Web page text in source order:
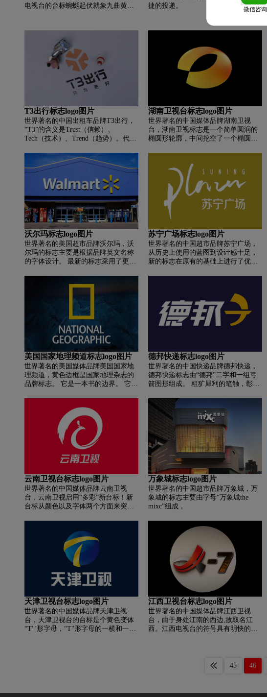
电视台的台标蜿蜒起伏就象九曲黄河
书中人们也习惯将“山”字写成“S”形。
该标志如同彩带-样传递着山东人民热
情好客的精神。
捷的投递。
T3出行标志logo图片
世界著名的中国出租车品牌T3出行，
“T3”的含义是Trust（信赖）、
Tech（技术）、Trend（趋势）。代表
务企业”的愿景，“科技引领愉悦旅行”
的使命，引领共享经济和旅行服务发
展趋势的战略目标。
湖南卫视台标志logo图片
世界著名的中国媒体品牌湖南卫视
台，湖南卫视标志是一个简单圆润的
椭圆形轮廓，中间挖空了一个椭圆形
黄色和金色的暖色调过渡似初升的太
阳，象征着湖南卫视人求实、开拓、
创新、向上的精神。 湖南卫视的整体
logo看起来像一个橘子芒果，被很多
喜欢湖南卫视的观众戏称为“芒果
沃尔玛标志logo图片
世界著名的美国超市品牌沃尔玛，沃
尔玛的标志主要是根据品牌英文名称
的字体设计。 最新的标志采用了更柔
字母后加入了简单的橙色抽象元素。
丰富的内涵。 我们可以把它想象成原
来标志中五角星的“星光”； 又如阳
光，代表自然，与沃尔玛转型为环保
企业的理念相吻合； 同时，它看起来
像一个火花，代表着灵感和智慧，也
代表着沃尔玛是顾客省钱的明智选
择。 标志设计中的颜色选择活泼的蓝
色和橙色，给人一种舒适的生活气息
和亲近感。
苏宁广场标志logo图片
世界著名的中国超市品牌苏宁广场，
从历史上使用的蓝图到设计感十足，
新的标志在原有的基础上进行了优
美国国家地理频道标志logo图片
世界著名的美国媒体品牌美国国家地
理频道，黄色边框是国家地理杂志的
品牌标志。 它是一本书的边界。 它更
界敞开心扉的渠道。 这个标志准确地
传达了杂志的宗旨，其封面风格与照
片相结合成为了《国家地理》杂志的
另一个显着特点。
德邦快递标志logo图片
世界著名的中国快递品牌德邦快递，
德邦快递标志由“德邦”二字和一组弓
箭图形组成。 粗犷犀利的笔触，彰显
命的弓箭图形，展现德邦随时待单、
快捷高效的服务理念； 灰蓝色和亮黄
色代表德邦沉稳的企业性格和充满活
力的员工精神。
云南卫视台标志logo图片
世界著名的中国媒体品牌云南卫视
台，云南卫视启用“多彩”新台标！新
台标从颜色以及字体两个方面来突出
彩台标转换为纯色台标，而云视这次
的动作可谓标新立异！看来云视将要
发力，士兵们给力起来！
万象城标志logo图片
世界著名的中国超市品牌万象城，万
象城的标志主要由字母“万象城the
mixc”组成，
天津卫视台标志logo图片
世界著名的中国媒体品牌天津卫视
台，天津卫视台的台标是个黄色变体
“T' '形字母，“T"形字母的一横和一竖
江西卫视台标志logo图片
世界著名的中国媒体品牌江西卫视
台，由于身处江南的西边,故取名江
西。江西电视台的符号具有明快的立
45 46
微信咨询